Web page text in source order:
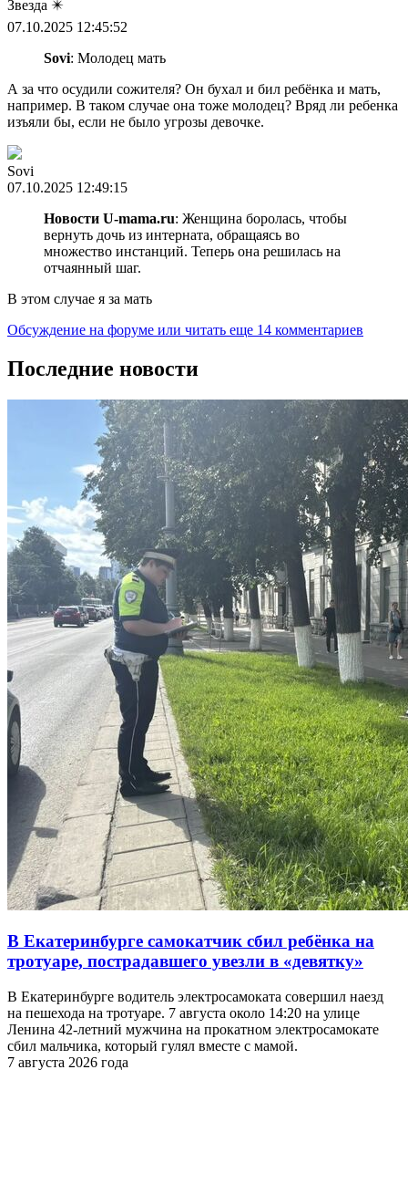
Звезда ✴️
07.10.2025 12:45:52
Sovi: Молодец мать
А за что осудили сожителя? Он бухал и бил ребёнка и мать,
например. В таком случае она тоже молодец? Вряд ли ребенка
изъяли бы, если не было угрозы девочке.
Sovi
07.10.2025 12:49:15
Новости U-mama.ru: Женщина боролась, чтобы
вернуть дочь из интерната, обращаясь во
множество инстанций. Теперь она решилась на
отчаянный шаг.
В этом случае я за мать
Обсуждение на форуме или читать еще 14 комментариев
Последние новости
В Екатеринбурге самокатчик сбил ребёнка на
тротуаре, пострадавшего увезли в «девятку»
В Екатеринбурге водитель электросамоката совершил наезд
на пешехода на тротуаре. 7 августа около 14:20 на улице
Ленина 42-летний мужчина на прокатном электросамокате
сбил мальчика, который гулял вместе с мамой.
7 августа 2026 года